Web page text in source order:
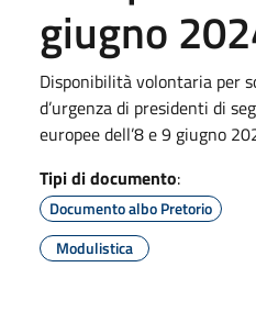
giugno
Disponibilità volontaria per
d’urgenza di presidenti di
europee dell’8 e 9 giugno
Tipi di documento:
Documento albo Pretorio
Modulistica